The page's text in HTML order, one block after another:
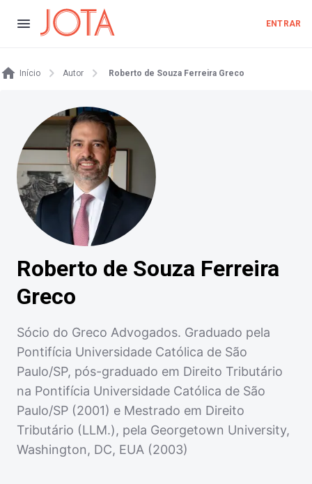
ENTRAR
Início Autor Roberto de Souza Ferreira Greco
Roberto de Souza Ferreira
Greco
Sócio do Greco Advogados. Graduado pela
Pontifícia Universidade Católica de São
Paulo/SP, pós-graduado em Direito Tributário
na Pontifícia Universidade Católica de São
Paulo/SP (2001) e Mestrado em Direito
Tributário (LLM.), pela Georgetown University,
Washington, DC, EUA (2003)